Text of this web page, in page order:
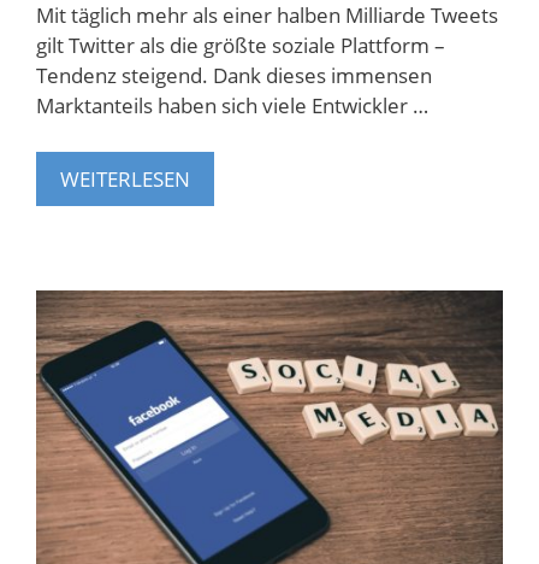
Mit täglich mehr als einer halben Milliarde Tweets
gilt Twitter als die größte soziale Plattform –
Tendenz steigend. Dank dieses immensen
Marktanteils haben sich viele Entwickler …
WEITERLESEN